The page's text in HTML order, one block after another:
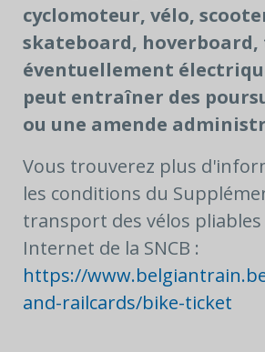
cyclomoteur, vélo,
skateboard,
éventuellement
peut entraîner des
ou une amende
Vous trouverez plus
les conditions du
transport des vélos
Internet de la SNCB :
https://
and-railcards/bike-ticket